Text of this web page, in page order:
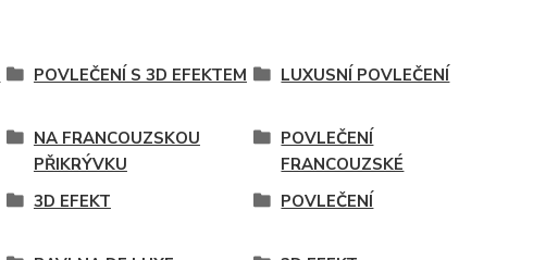
POVLEČENÍ S 3D EFEKTEM LUXUSNÍ POVLEČENÍ
NA FRANCOUZSKOU
PŘIKRÝVKU
POVLEČENÍ
FRANCOUZSKÉ
3D EFEKT POVLEČENÍ